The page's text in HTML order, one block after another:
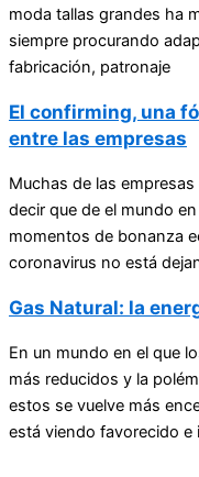
moda tallas grandes ha
siempre procurando
fabricación, patronaje
El confirming, una
entre las empresas
Muchas de las
decir que de el mundo
momentos de bonanza
coronavirus no está
Gas Natural: la
En un mundo en el que
más reducidos y la
estos se vuelve más
está viendo favorecido e